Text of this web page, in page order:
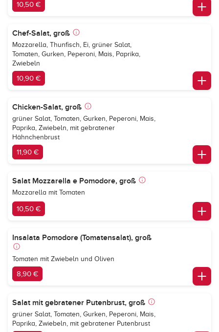
10,50 €
Chef-Salat, groß
Mozzarella, Thunfisch, Ei, grüner Salat,
Tomaten, Gurken, Peperoni, Mais, Paprika,
Zwiebeln
10,90 €
Chicken-Salat, groß
grüner Salat, Tomaten, Gurken, Peperoni, Mais,
Paprika, Zwiebeln, mit gebratener
Hähnchenbrust
11,90 €
Salat Mozzarella e Pomodore, groß
Mozzarella mit Tomaten
10,50 €
Insalata Pomodore (Tomatensalat), groß
Tomaten mit Zwiebeln und Oliven
8,90 €
Salat mit gebratener Putenbrust, groß
grüner Salat, Tomaten, Gurken, Peperoni, Mais,
Paprika, Zwiebeln, mit gebratener Putenbrust